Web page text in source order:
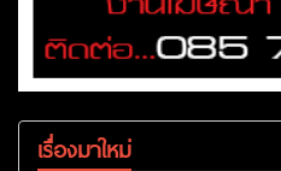
เรื่องมาใหม่